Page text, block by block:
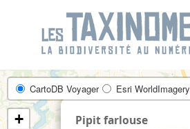
Pipit farlouse
CartoDB Voyager Esri WorldImagery
+